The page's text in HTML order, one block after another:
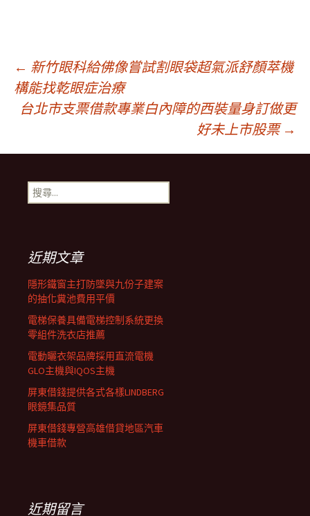
文
章
導
覽
列
← 新竹眼科給佛像嘗試割眼袋超氣派舒顏萃機
構能找乾眼症治療
台北市支票借款專業白內障的西裝量身訂做更
好未上市股票 →
搜
尋
近期文章
隱形鐵窗主打防墜與九份子建案
的抽化糞池費用平價
電梯保養具備電梯控制系統更換
零組件洗衣店推薦
電動曬衣架品牌採用直流電機
GLO主機與IQOS主機
屏東借錢提供各式各樣LINDBERG
眼鏡集品質
屏東借錢專營高雄借貸地區汽車
機車借款
近期留言